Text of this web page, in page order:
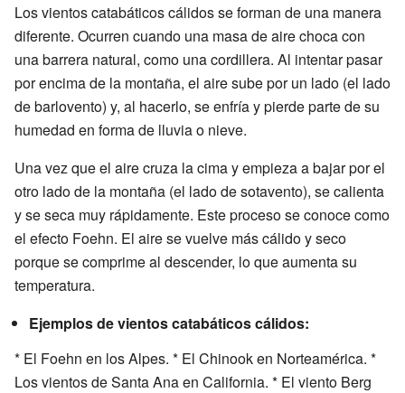
Los vientos catabáticos cálidos se forman de una manera
diferente. Ocurren cuando una masa de aire choca con
una barrera natural, como una cordillera. Al intentar pasar
por encima de la montaña, el aire sube por un lado (el lado
de barlovento) y, al hacerlo, se enfría y pierde parte de su
humedad en forma de lluvia o nieve.
Una vez que el aire cruza la cima y empieza a bajar por el
otro lado de la montaña (el lado de sotavento), se calienta
y se seca muy rápidamente. Este proceso se conoce como
el efecto Foehn. El aire se vuelve más cálido y seco
porque se comprime al descender, lo que aumenta su
temperatura.
Ejemplos de vientos catabáticos cálidos:
* El Foehn en los Alpes. * El Chinook en Norteamérica. *
Los vientos de Santa Ana en California. * El viento Berg